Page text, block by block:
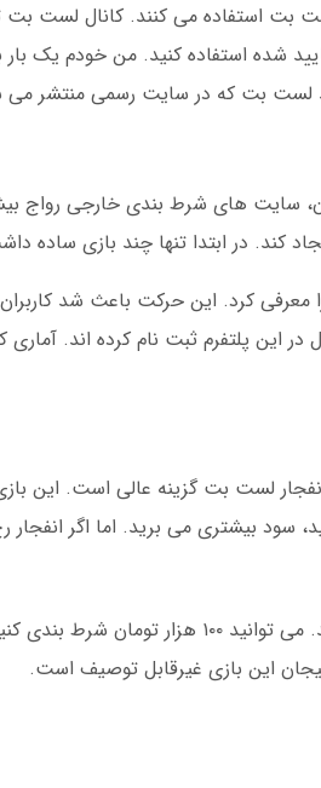
بت استفاده می کنند. کانال لست
شده استفاده کنید. من خودم یک
لست بت که در سایت رسمی منتشر می
شد. در آن زمان، سایت های شرط بندی
را معرفی کرد. این حرکت باعث شد
بیش از ۵۰۰ هزار کاربر فعال در این پلتفرم
لست بت گزینه عالی است. این
سود بیشتری می برید. اما اگر